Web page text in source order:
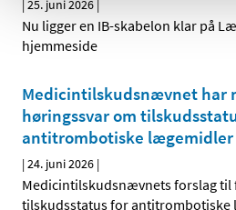
| 25. juni 2026 |
Nu ligger en IB-skabelon klar på
hjemmeside
Medicintilskudsnævnet har
høringssvar om
antitrombotiske lægemidler
|24. juni 2026 |
Medicintilskudsnævnets forslag til
tilskudsstatus for